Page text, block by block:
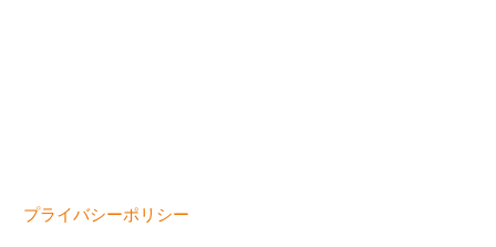
プライバシーポリシー